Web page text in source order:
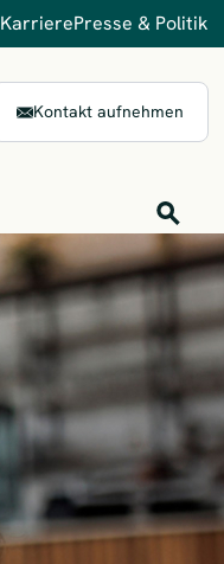
KarrierePresse & Politik
Kontakt aufnehmen
Finden